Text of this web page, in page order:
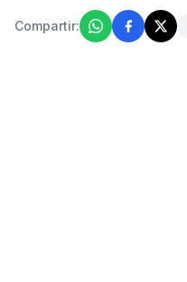
Compartir: